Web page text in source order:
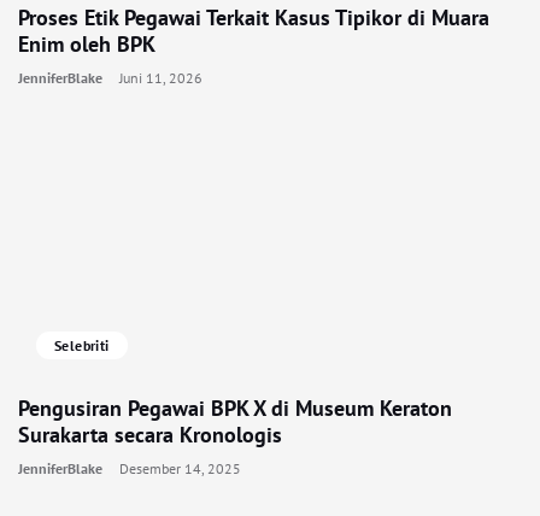
Proses Etik Pegawai Terkait Kasus Tipikor di Muara
Enim oleh BPK
JenniferBlake Juni 11, 2026
Selebriti
Pengusiran Pegawai BPK X di Museum Keraton
Surakarta secara Kronologis
JenniferBlake Desember 14, 2025